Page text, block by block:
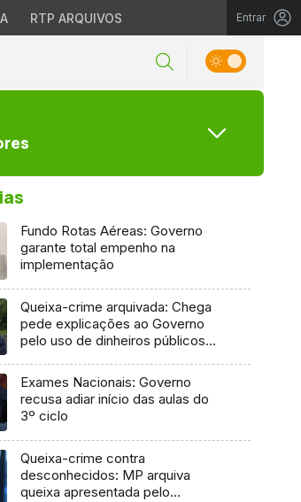
RTP ARQUIVOS Entrar
Fundo Rotas Aéreas: Governo
garante total empenho na
implementação
Queixa-crime arquivada: Chega
pede explicações ao Governo
pelo uso de dinheiros públicos
Exames Nacionais: Governo
recusa adiar início das aulas do
3º ciclo
Queixa-crime contra
desconhecidos: MP arquiva
queixa apresentada pelo